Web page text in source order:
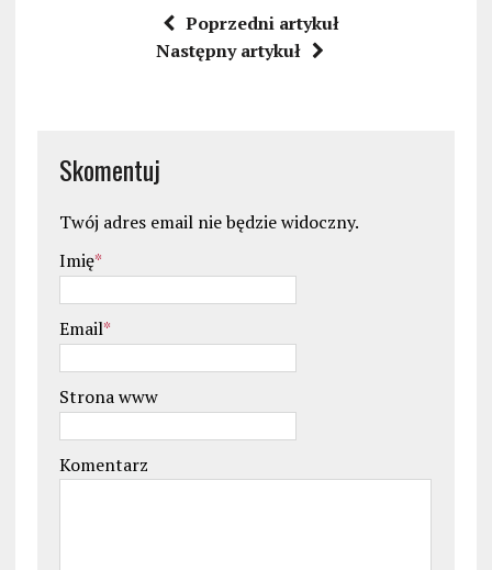
Poprzedni artykuł
Następny artykuł
Skomentuj
Twój adres email nie będzie widoczny.
Imię*
Email*
Strona www
Komentarz